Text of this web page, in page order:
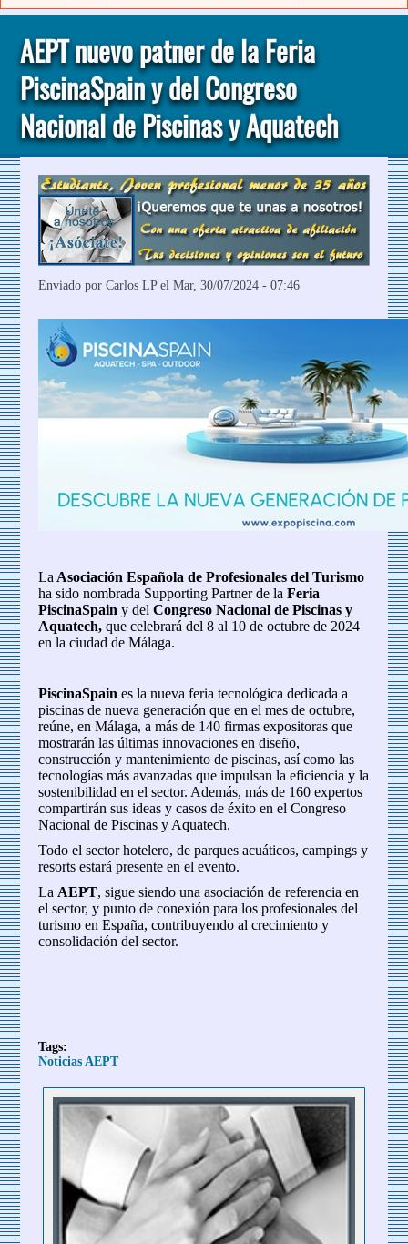
AEPT nuevo patner de la Feria
PiscinaSpain y del Congreso
Nacional de Piscinas y Aquatech
Enviado porCarlos LPel Mar, 30/07/2024 - 07:46
La Asociación Española de Profesionales del Turismo
ha sido nombrada Supporting Partner de laFeria
PiscinaSpainy delCongreso Nacional de Piscinas y
Aquatech,que celebrará del 8 al 10 de octubre de 2024
en la ciudad de Málaga.
PiscinaSpain es la nueva feria tecnológica dedicada a
piscinas de nueva generación que en el mes de octubre,
reúne, en Málaga, a más de 140 firmas expositoras que
mostrarán las últimas innovaciones en diseño,
construcción y mantenimiento de piscinas, así como las
tecnologías más avanzadas que impulsan la eficiencia y la
sostenibilidad en el sector. Además, más de 160 expertos
compartirán sus ideas y casos de éxito en el Congreso
Nacional de Piscinas y Aquatech.
Todo el sector hotelero, de parques acuáticos, campings y
resorts estará presente en el evento.
La AEPT, sigue siendo una asociación de referencia en
el sector, y punto de conexión para los profesionales del
turismo en España, contribuyendo al crecimiento y
consolidación del sector.
Tags:
Noticias AEPT